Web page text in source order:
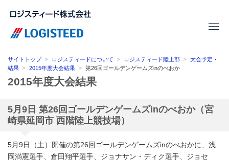
サイトトップ ロジスティードについて ロジスティード陸上部
大会予定・
結果
2015年度大会結果 第26回ゴールデンゲームズinのべおか
2015年度大会結果
5月9日 第26回ゴールデンゲームズinのべおか（宮
崎県延岡市 西階陸上競技場）
5月9日（土）開催の第26回ゴールデンゲームズinのべおかに、浅
岡満憲選手、倉田翔平選手、ジョナサン・ディク選手、ジョセ